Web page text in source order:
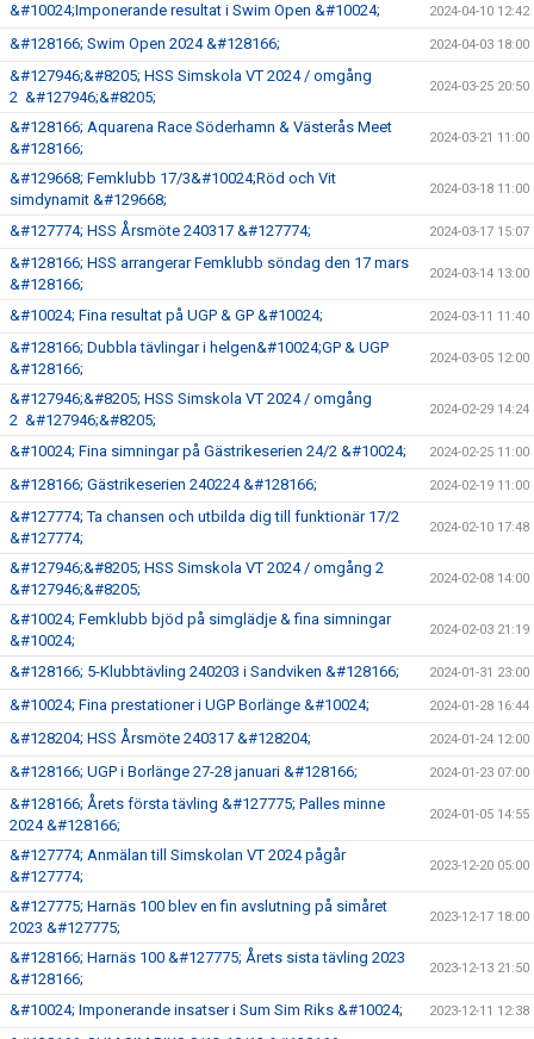
&#10024;Imponerande resultat i Swim Open &#10024; 2024-04-10 12:42
&#128166; Swim Open 2024 &#128166; 2024-04-03 18:00
&#127946;&#8205; HSS Simskola VT 2024 / omgång
2 &#127946;&#8205;
2024-03-25 20:50
&#128166; Aquarena Race Söderhamn & Västerås Meet
&#128166;
2024-03-21 11:00
&#129668; Femklubb 17/3&#10024;Röd och Vit
simdynamit &#129668;
2024-03-18 11:00
&#127774; HSS Årsmöte 240317 &#127774; 2024-03-17 15:07
&#128166; HSS arrangerar Femklubb söndag den 17 mars
&#128166;
2024-03-14 13:00
&#10024; Fina resultat på UGP & GP &#10024; 2024-03-11 11:40
&#128166; Dubbla tävlingar i helgen&#10024;GP & UGP
&#128166;
2024-03-05 12:00
&#127946;&#8205; HSS Simskola VT 2024 / omgång
2 &#127946;&#8205;
2024-02-29 14:24
&#10024; Fina simningar på Gästrikeserien 24/2 &#10024; 2024-02-25 11:00
&#128166; Gästrikeserien 240224 &#128166; 2024-02-19 11:00
&#127774; Ta chansen och utbilda dig till funktionär 17/2
&#127774;
2024-02-10 17:48
&#127946;&#8205; HSS Simskola VT 2024 / omgång 2
&#127946;&#8205;
2024-02-08 14:00
&#10024; Femklubb bjöd på simglädje & fina simningar
&#10024;
2024-02-03 21:19
&#128166; 5-Klubbtävling 240203 i Sandviken &#128166; 2024-01-31 23:00
&#10024; Fina prestationer i UGP Borlänge &#10024; 2024-01-28 16:44
&#128204; HSS Årsmöte 240317 &#128204; 2024-01-24 12:00
&#128166; UGP i Borlänge 27-28 januari &#128166; 2024-01-23 07:00
&#128166; Årets första tävling &#127775; Palles minne
2024 &#128166;
2024-01-05 14:55
&#127774; Anmälan till Simskolan VT 2024 pågår
&#127774;
2023-12-20 05:00
&#127775; Harnäs 100 blev en fin avslutning på simåret
2023 &#127775;
2023-12-17 18:00
&#128166; Harnäs 100 &#127775; Årets sista tävling 2023
&#128166;
2023-12-13 21:50
&#10024; Imponerande insatser i Sum Sim Riks &#10024; 2023-12-11 12:38